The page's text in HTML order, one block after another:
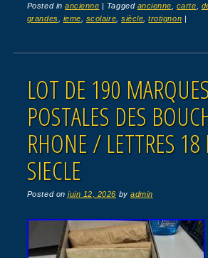
Posted inancienne | Tagged ancienne carte
grandes
ieme scolaire ,siècle ,trotignon |
LOT DE 190
POSTALES DES
RHONE / LETTRES 18
SIECLE
Posted onjuin 12, 2026 byadmin